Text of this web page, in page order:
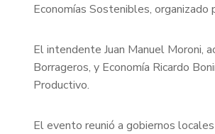
Economías Sostenibles,
El intendente Juan Manuel Moroni,
Borrageros, y Economía Ricardo
Productivo.
El evento reunió a gobiernos